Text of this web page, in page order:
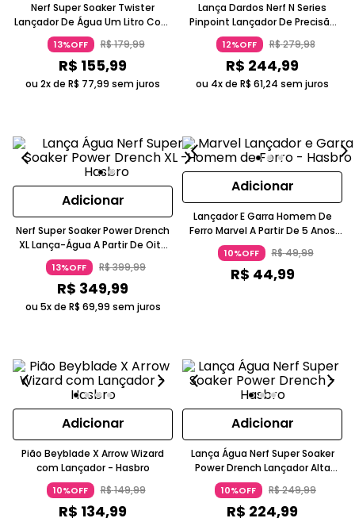
Nerf Super Soaker Twister
Lançador De Água Um Litro Com
Hélice A Partir De Seis Anos
Hasbro
13%OFF R$179,99
R$ 155,99
ou 2x de R$ 77,99 sem juros
Lança Dardos Nerf N Series
Pinpoint Lançador De Precisão
8+ Com 18 Dardos Hasbro
12%OFF R$279,98
R$ 244,99
ou 4x de R$ 61,24 sem juros
Adicionar
Nerf Super Soaker Power Drench
XL Lança-Água A Partir De Oito
Anos Hasbro
13%OFF R$399,99
R$ 349,99
ou 5x de R$ 69,99 sem juros
Adicionar
Lançador E Garra Homem De
Ferro Marvel A Partir De 5 Anos
Hasbro
10%OFF R$49,99
R$ 44,99
Adicionar
Pião Beyblade X Arrow Wizard
com Lançador - Hasbro
10%OFF R$149,99
R$ 134,99
Adicionar
Lança Água Nerf Super Soaker
Power Drench Lançador Alta
Pressão Azul E Laranja A Partir De
8 Anos Hasbro
10%OFF R$249,99
R$ 224,99